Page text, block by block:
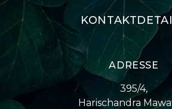
ADRESSE
395/4,
Harischandra